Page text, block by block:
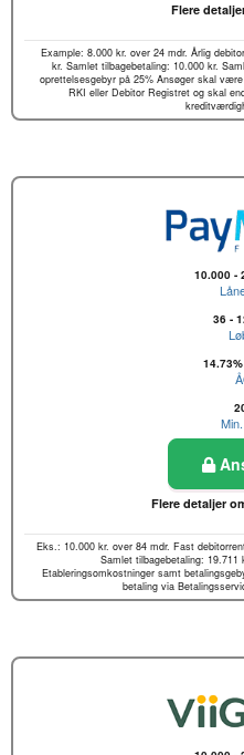
Flere
Example: 8.000 kr. over 24 mdr. Årlig
kr. Samlet tilbagebetaling: 10.000 kr.
oprettelsesgebyr på 25% Ansøger skal
RKI eller Debitor Registret og skal
10.000 -
36 -
Flere detaljer
Eks.: 10.000 kr. over 84 mdr. Fast
Samlet tilbagebetaling:
Etableringsomkostninger samt
betaling via